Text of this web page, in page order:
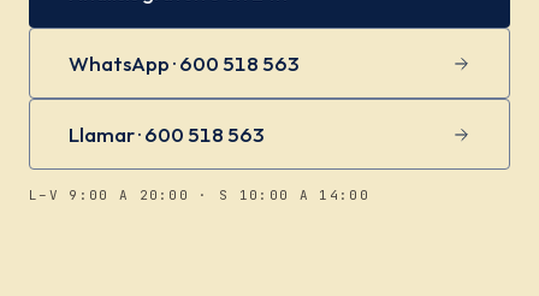
WhatsApp · 600 518 563
Llamar · 600 518 563
L–V 9:00 A 20:00 · S 10:00 A 14:00